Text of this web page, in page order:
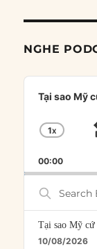
NGHE
Audio
Player
Tại sao Mỹ
RATE
1X
00:00
Search
Episodes
Tại sao Mỹ cứ
10/08/2026